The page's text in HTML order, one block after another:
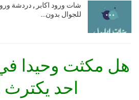
شات ورود اكابر , دردشة
للجوال بدون…
هل مكثت وحيدا
احد